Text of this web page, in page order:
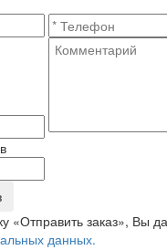
«Отправить заказ», Вы
данных.